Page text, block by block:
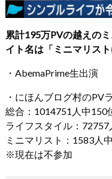
累計195万PVの越えの
イト名は「ミニマリス
・AbemaPrime生出演
・にほんブログ村のPV
総合：1014751人中150
ライフスタイル：72757
ミニマリスト：1583人
※現在は不参加